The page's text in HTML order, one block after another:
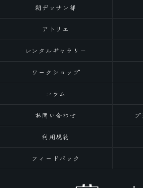
朝デッサン部
アトリエ
レンタルギャラリー
ワークショップ
コラム
お問い合わせ
利用規約
フィードバック